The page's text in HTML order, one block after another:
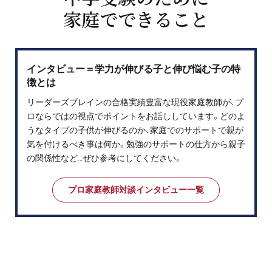
家庭でできること
インタビュー＝学力が伸びる子と伸び悩む子の特
徴とは
リーダーズブレインの合格実績豊富な現役家庭教師が、プ
ロならではの視点でポイントをお話ししています。どのよ
うなタイプの子供が伸びるのか、家庭でのサポートで親が
気を付けるべき事は何か。勉強のサポートの仕方から親子
の関係性など…ぜひ参考にしてください。
プロ家庭教師対談インタビュー一覧